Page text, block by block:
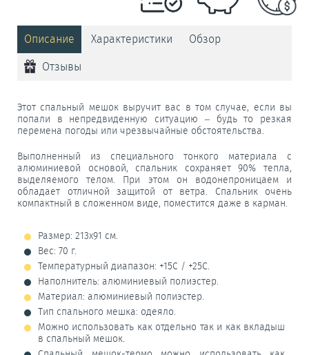
Описание Характеристики Обзор
Отзывы
Этот спальный мешок выручит вас в том случае, если вы
попали в непредвиденную ситуацию – будь то резкая
перемена погоды или чрезвычайные обстоятельства.
Выполненный из специального тонкого материала с
алюминиевой основой, спальник сохраняет 90% тепла,
выделяемого телом. При этом он водонепроницаем и
обладает отличной защитой от ветра. Спальник очень
компактный в сложенном виде, поместится даже в карман.
Размер: 213х91 см.
Вес: 70 г.
Температурный диапазон: +15С / +25С.
Наполнитель: алюминиевый полиэстер.
Материал: алюминиевый полиэстер.
Тип спального мешка: одеяло.
Можно использовать как отдельно так и как вкладыш
в спальный мешок.